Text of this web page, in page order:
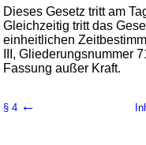
1 weitere Fassung |
wird in 6 Vorschriften zitiert
Dieses Gesetz tritt am
Gleichzeitig tritt das
einheitlichen
III, Gliederungsnummer
Fassung außer Kraft.
§ 4 ←